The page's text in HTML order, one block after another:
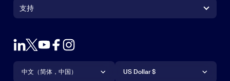
Zoom Rooms Controller
Outlook 插件
Android 应用Android 应用
联系销售人员
申请演示
网络研讨会和活动
支持
支持
账户
语言
中文（简体，中国）
货币
US Dollar $